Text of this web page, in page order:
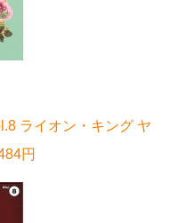
ライオン・キング ヤ
円